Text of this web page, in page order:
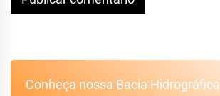
Conheça nossa Bacia Hidrográfica